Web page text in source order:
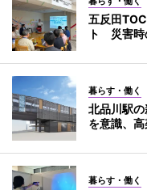
五反田
ト 災害時
暮らす・働く
北品川駅
を意識、
暮らす・働く